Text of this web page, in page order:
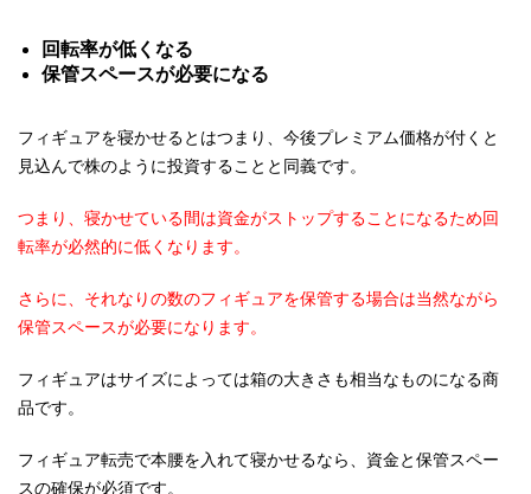
回転率が低くなる
保管スペースが必要になる
フィギュアを寝かせるとはつまり、今後プレミアム価格が付くと
見込んで株のように投資することと同義です。
つまり、寝かせている間は資金がストップすることになるため回
転率が必然的に低くなります。
さらに、それなりの数のフィギュアを保管する場合は当然ながら
保管スペースが必要になります。
フィギュアはサイズによっては箱の大きさも相当なものになる商
品です。
フィギュア転売で本腰を入れて寝かせるなら、資金と保管スペー
スの確保が必須です。